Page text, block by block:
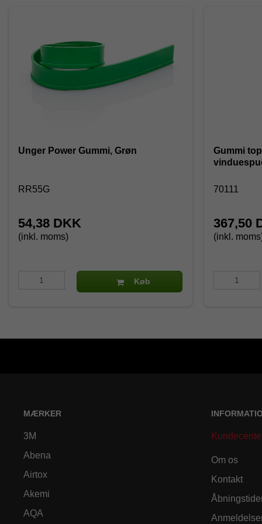
Unger Power Gummi, Grøn
RR55G
54,38 DKK
(inkl. moms)
Køb
Gummi
70111
367,50
(inkl.
MÆRKER
3M
Abena
Airtox
Akemi
AQA
Om os
Kontakt